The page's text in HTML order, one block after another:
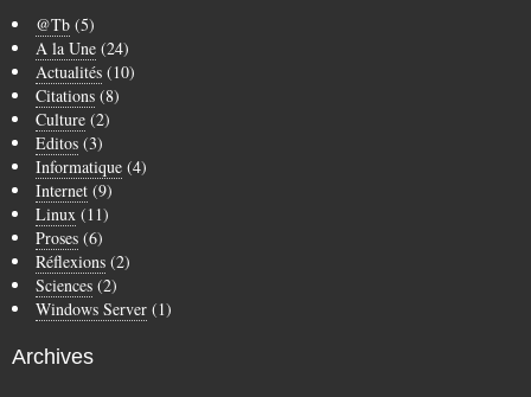
@Tb (5)
A la Une (24)
Actualités (10)
Citations (8)
Culture (2)
Editos (3)
Informatique (4)
Internet (9)
Linux (11)
Proses (6)
Réflexions (2)
Sciences (2)
Windows Server (1)
Archives